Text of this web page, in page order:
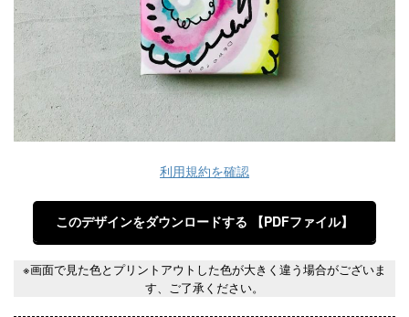
利用規約を確認
このデザインをダウンロードする 【PDFファイル】
※画面で見た色とプリントアウトした色が大きく違う場合がございま
す、ご了承ください。